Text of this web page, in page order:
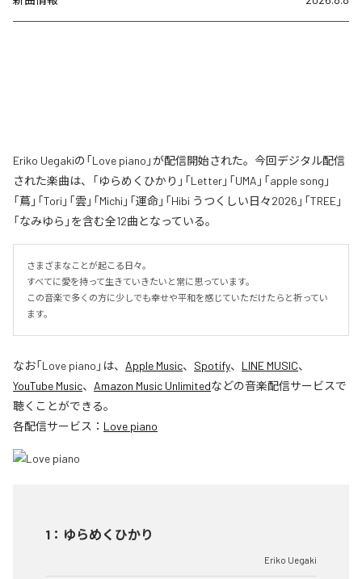
Eriko Uegakiの「Love piano」が配信開始された。今回デジタル配信
された楽曲は、「ゆらめくひかり」「Letter」「UMA」「apple song」
「蔦」「Tori」「雲」「Michi」「運命」「Hibi うつくしい日々2026」「TREE」
「なみゆら」を含む全12曲となっている。
さまざまなことが起こる日々。
すべてに愛を持って生きていきたいと常に思っています。
この音楽で多くの方に少しでも幸せや平和を感じていただけたらと祈ってい
ます。
なお「Love piano 」は、 Apple Music、 Spotify、 LINE MUSIC、
YouTube Music、 Amazon Music Unlimitedなどの音楽配信サービスで
聴くことができる。
各配信サービス： Love piano
1 ： ゆらめくひかり
Eriko Uegaki